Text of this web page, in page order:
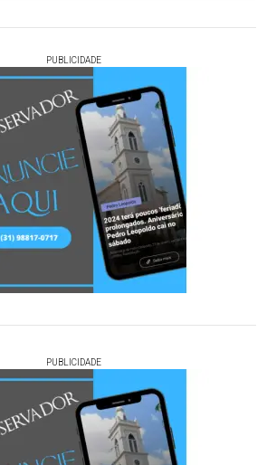
PUBLICIDADE
PUBLICIDADE